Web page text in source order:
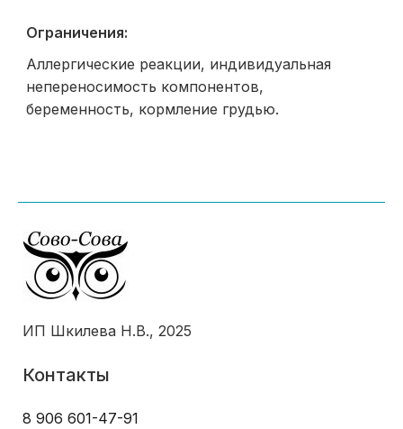
Ограничения:
Аллергические реакции, индивидуальная
непереносимость компонентов,
беременность, кормление грудью.
ИП Шкилева Н.В., 2025
Контакты
8 906 601-47-91